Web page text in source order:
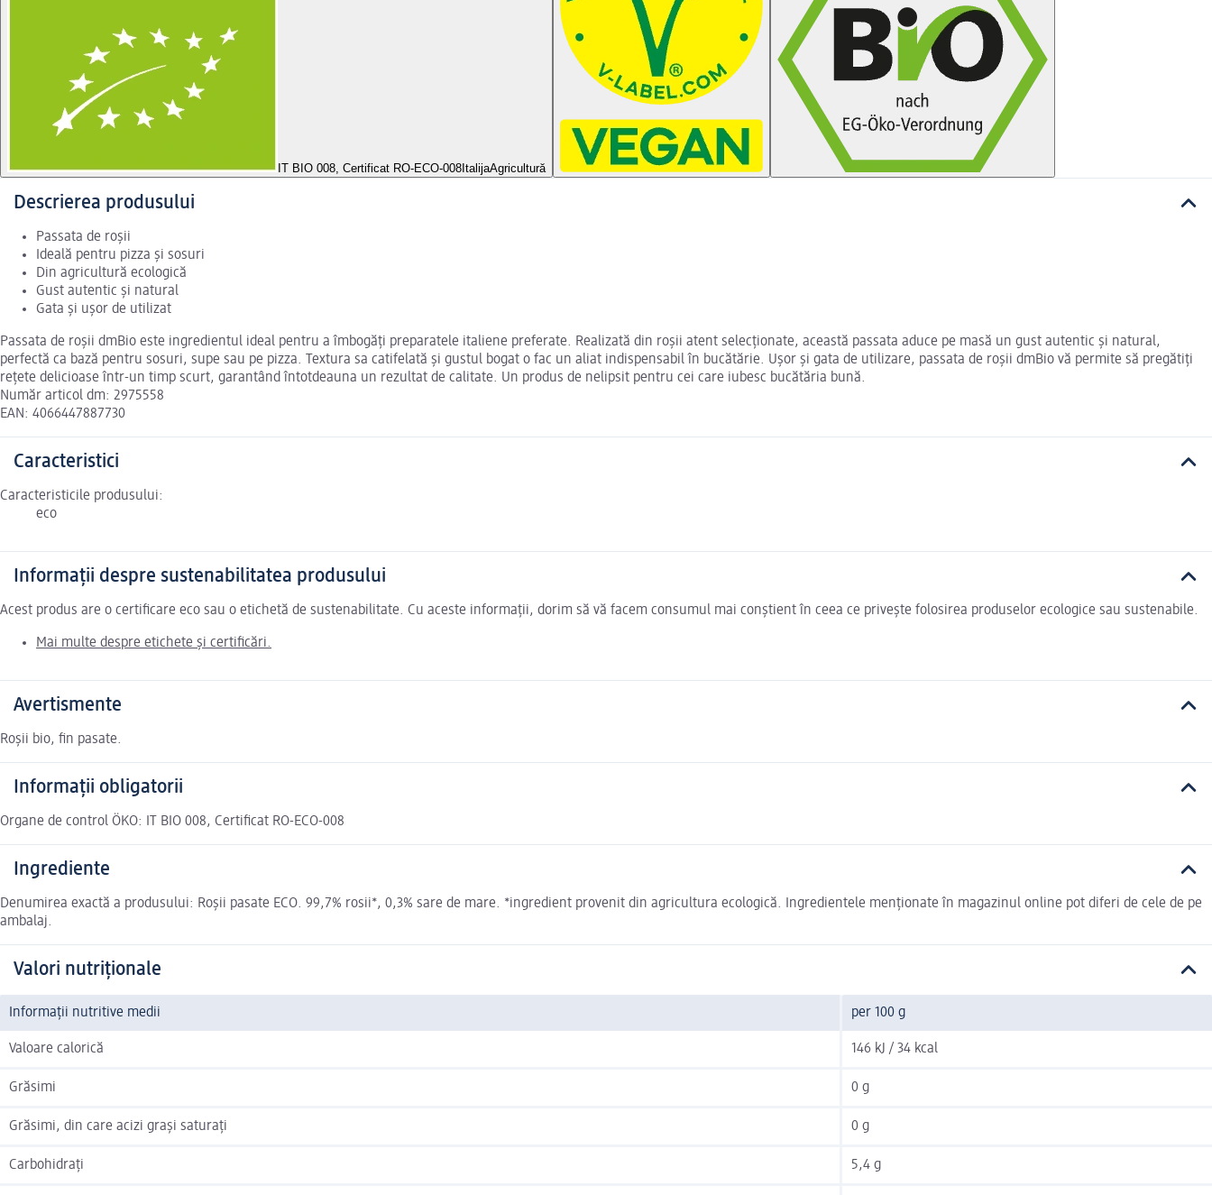
IT BIO 008, Certificat RO-ECO-008 ItalijaAgricultură
Descrierea produsului
Passata de roșii
Ideală pentru pizza și sosuri
Din agricultură ecologică
Gust autentic și natural
Gata și ușor de utilizat
Passata de roșii dmBio este ingredientul ideal pentru a îmbogăți preparatele italiene preferate. Realizată din roșii atent selecționate, această passata aduce pe masă un gust autentic și natural,
perfectă ca bază pentru sosuri, supe sau pe pizza. Textura sa catifelată și gustul bogat o fac un aliat indispensabil în bucătărie. Ușor și gata de utilizare, passata de roșii dmBio vă permite să pregătiți
rețete delicioase într-un timp scurt, garantând întotdeauna un rezultat de calitate. Un produs de nelipsit pentru cei care iubesc bucătăria bună.
Număr articol dm: 2975558
EAN: 4066447887730
Caracteristici
Caracteristicile produsului:
eco
Informații despre sustenabilitatea produsului
Acest produs are o certificare eco sau o etichetă de sustenabilitate. Cu aceste informații, dorim să vă facem consumul mai conștient în ceea ce privește folosirea produselor ecologice sau sustenabile.
Mai multe despre etichete și certificări.
Avertismente
Roșii bio, fin pasate.
Informații obligatorii
Organe de control ÖKO: IT BIO 008, Certificat RO-ECO-008
Ingrediente
Denumirea exactă a produsului: Roșii pasate ECO. 99,7% rosii*, 0,3% sare de mare. *ingredient provenit din agricultura ecologică. Ingredientele menționate în magazinul online pot diferi de cele de pe
ambalaj.
Valori nutriționale
Informații nutritive medii per 100 g
Valoare calorică 146 kJ / 34 kcal
Grăsimi 0 g
Grăsimi, din care acizi grași saturați 0 g
Carbohidrați 5,4 g